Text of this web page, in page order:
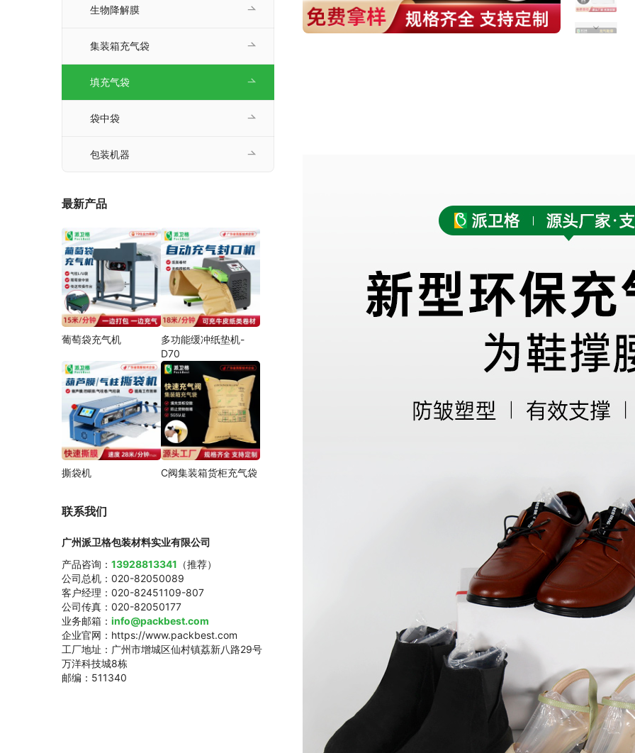
生物降解膜
集装箱充气袋
填充气袋
袋中袋
包装机器
最新产品
葡萄袋充气机
多功能缓冲纸垫机-
D70
撕袋机 C阀集装箱货柜充气袋
联系我们
广州派卫格包装材料实业有限公司
产品咨询： 13928813341 （推荐）
公司总机：020-82050089
客户经理：020-82451109-807
公司传真：020-82050177
业务邮箱： info@packbest.com
企业官网：https://www.packbest.com
工厂地址：广州市增城区仙村镇荔新八路29号
万洋科技城8栋
邮编：511340